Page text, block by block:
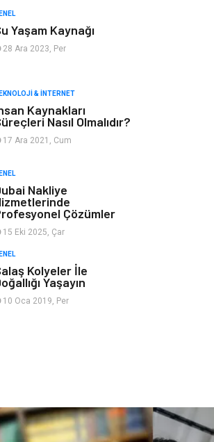
Spor
Emlak
göz sağlığı
Sigorta
Veteriner
Yaşam Kaynağı
28 Ara 2023, Per
& İNTERNET
Kaynakları
Nasıl Olmalıdır?
17 Ara 2021, Cum
Nakliye
Çözümler
15 Eki 2025, Çar
Kolyeler İle
Yaşayın
10 Oca 2019, Per